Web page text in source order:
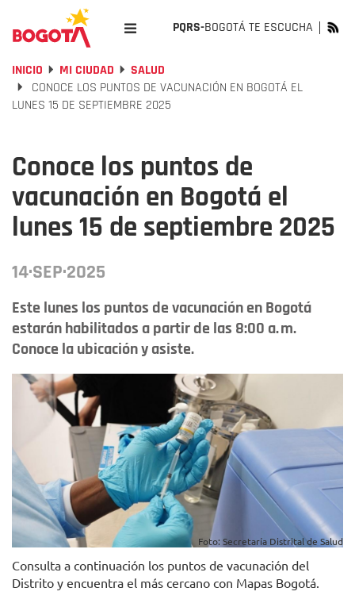
PQRS-BOGOTÁ TE ESCUCHA
INICIO MI CIUDAD
SALUD
CONOCE LOS PUNTOS DE VACUNACIÓN EN BOGOTÁ EL
LUNES 15 DE SEPTIEMBRE 2025
Conoce los puntos de
vacunación en Bogotá el
lunes 15 de septiembre 2025
14·SEP·2025
Este lunes los puntos de vacunación en Bogotá
estarán habilitados a partir de las 8:00 a. m.
Conoce la ubicación y asiste.
Foto: Secretaría Distrital de Salud
Consulta a continuación los puntos de vacunación del
Distrito y encuentra el más cercano con Mapas Bogotá.